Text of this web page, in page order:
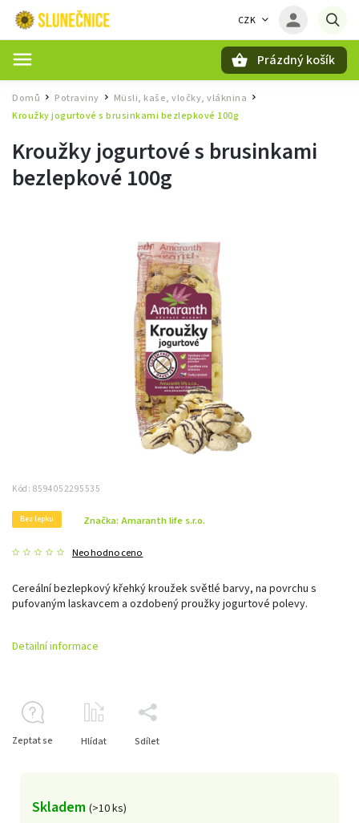
CZK
Prázdný košík
Domů / Potraviny Müsli, kaše, vločky, vláknina /
Kroužky jogurtové s brusinkami bezlepkové 100g
Kroužky jogurtové s brusinkami
bezlepkové 100g
Kód: 8594052295535
Bez lepku
Neohodnoceno
Značka: Amaranth life s.r.o.
Skladem (>10 ks)
Cereální bezlepkový křehký kroužek světlé barvy, na povrchu s
pufovaným laskavcem a ozdobený proužky jogurtové polevy.
Detailní informace
Zeptat se Hlídat Sdílet